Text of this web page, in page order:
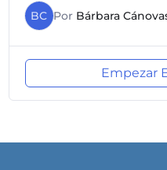
BC Por Bárbara
Empezar